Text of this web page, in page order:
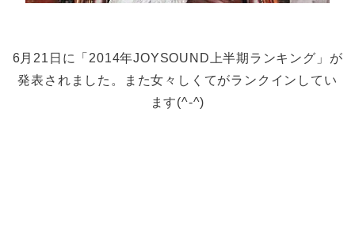
6月21日に「2014年JOYSOUND上半期ランキング」が
発表されました。また女々しくてがランクインしてい
ます(^-^)